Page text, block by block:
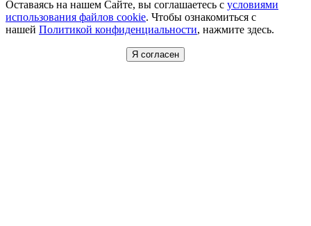
Оставаясь на нашем Сайте, вы соглашаетесь с условиями
использования файлов cookie. Чтобы ознакомиться с
нашей Политикой конфиденциальности, нажмите здесь.
Я согласен